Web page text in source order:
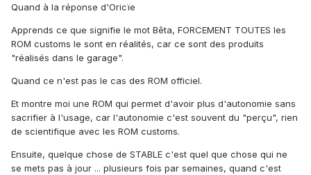
Quand à la réponse d'Oricïe
Apprends ce que signifie le mot Bêta, FORCEMENT TOUTES les
ROM customs le sont en réalités, car ce sont des produits
"réalisés dans le garage".
Quand ce n'est pas le cas des ROM officiel.
Et montre moi une ROM qui permet d'avoir plus d'autonomie sans
sacrifier à l'usage, car l'autonomie c'est souvent du "perçu", rien
de scientifique avec les ROM customs.
Ensuite, quelque chose de STABLE c'est quel que chose qui ne
se mets pas à jour ... plusieurs fois par semaines, quand c'est